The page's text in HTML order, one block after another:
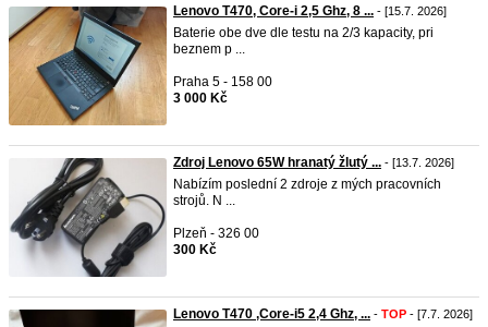
Lenovo T470, Core-i 2,5 Ghz, 8 ... - [15.7. 2026]
Baterie obe dve dle testu na 2/3 kapacity, pri
beznem p ...
Praha 5 - 158 00
3 000 Kč
Zdroj Lenovo 65W hranatý žlutý ... - [13.7. 2026]
Nabízím poslední 2 zdroje z mých pracovních
strojů. N ...
Plzeň - 326 00
300 Kč
Lenovo T470 ,Core-i5 2,4 Ghz, ... - TOP - [7.7. 2026]